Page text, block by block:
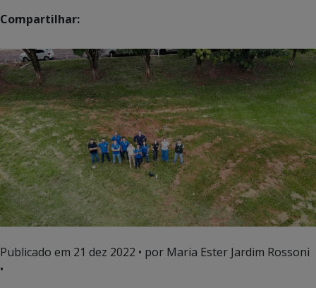
Compartilhar:
Publicado em 21 dez 2022 • por Maria Ester Jardim Rossoni
•